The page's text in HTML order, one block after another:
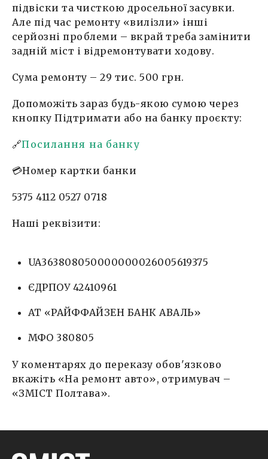
підвіски та чисткою дросельної засувки.
Але під час ремонту «вилізли» інші
серйозні проблеми – вкрай треба замінити
задній міст і відремонтувати ходову.
Сума ремонту – 29 тис. 500 грн.
Допоможіть зараз будь-якою сумою через
кнопку Підтримати або на банку проєкту:
🔗Посилання на банку
💳Номер картки банки
5375 4112 0527 0718
Наші реквізити:
UA363808050000000026005619375
ЄДРПОУ 42410961
АТ «РАЙФФАЙЗЕН БАНК АВАЛЬ»
МФО 380805
У коментарях до переказу обов'язково
вкажіть «На ремонт авто», отримувач –
«ЗМІСТ Полтава».